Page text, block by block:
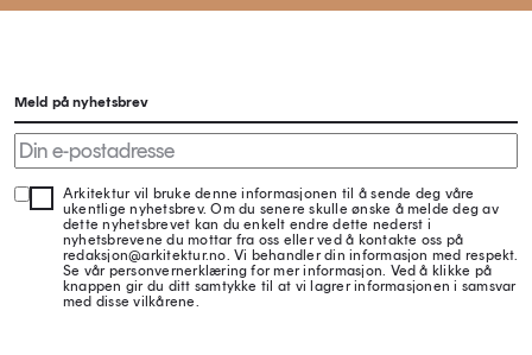
Meld på nyhetsbrev
Arkitektur vil bruke denne informasjonen til å sende deg våre
ukentlige nyhetsbrev. Om du senere skulle ønske å melde deg av
dette nyhetsbrevet kan du enkelt endre dette nederst i
nyhetsbrevene du mottar fra oss eller ved å kontakte oss på
redaksjon@arkitektur.no. Vi behandler din informasjon med respekt.
Se vår personvernerklæring for mer informasjon. Ved å klikke på
knappen gir du ditt samtykke til at vi lagrer informasjonen i samsvar
med disse vilkårene.